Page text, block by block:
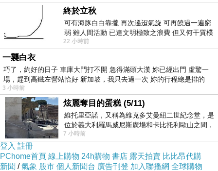
白色)的評價真的不錯想想哪裡買最便宜.心得文.
試用文.分享文行李箱/旅遊用品分享推薦.好用.推
薦.評價.熱銷.開箱文.優缺點比較
最後選擇在這購買【ZARATA】圓領側邊不規則
無袖傘狀洋裝(杏白色) 的原因,是因為比較有保障,
也不會遇到詐騙集團,所以才選擇在這購入
更多資料、資訊參考分享↓↓↓
終於立秋
可有海豚白白靠攏 再次遙迢氣旋 可再饒過一遍窮
弱 雖人間活動 已達文明極致之浪費 但又何干質樸
者 只能白白陪葬
22 小時前
一襲白衣
巧了，約好的日子 車庫大門打不開 急得滿頭大漢 妳已經出門 虛驚一
場，趕到高鐵左營站恰好 新加坡，我只去過一次 妳的行程總是排的
3 小時前
炫麗奪目的蛋糕 (5/11)
維托里亞諾，又稱為維克多艾曼紐二世紀念堂，是
位於義大利羅馬威尼斯廣場和卡比托利歐山之間，
用以紀念統一義大利統一後的的第一位國
7 小時前
登入 註冊
PChome首頁 線上購物 24h購物 書店 露天拍賣 比比昂代購
新聞 /氣象 股市 個人新聞台 廣告刊登 加入聯播網 全球購物